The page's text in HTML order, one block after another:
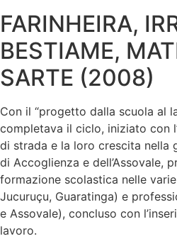
FARINHEIRA,
BESTIAME,
SARTE (2008)
Con il “progetto dalla scuola al
completava il ciclo, iniziato con
di strada e la loro crescita nella
di Accoglienza e dell’Assovale,
formazione scolastica nelle
Jucuruçu, Guaratinga) e
e Assovale), concluso con
lavoro.